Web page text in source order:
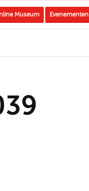
Museum Evenementen